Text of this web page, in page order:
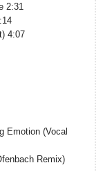
2:31
4:07
Emotion (Vocal
Remix)